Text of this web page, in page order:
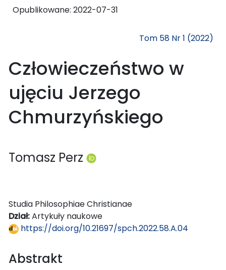
Opublikowane: 2022-07-31
Tom 58 Nr 1 (2022)
Człowieczeństwo w
ujęciu Jerzego
Chmurzyńskiego
Tomasz Perz
Studia Philosophiae Christianae
Dział:Artykuły naukowe
https://doi.org/10.21697/spch.2022.58.A.04
Abstrakt